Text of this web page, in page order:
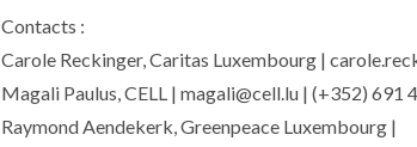
Contacts :
Carole Reckinger, Caritas Luxembourg |
Magali Paulus, CELL | magali@cell.lu | (+352) 691
Raymond Aendekerk, Greenpeace Luxembourg |